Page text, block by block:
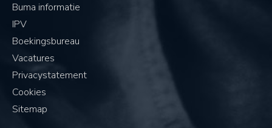
Buma informatie
IPV
Boekingsbureau
Vacatures
Privacystatement
Cookies
Sitemap